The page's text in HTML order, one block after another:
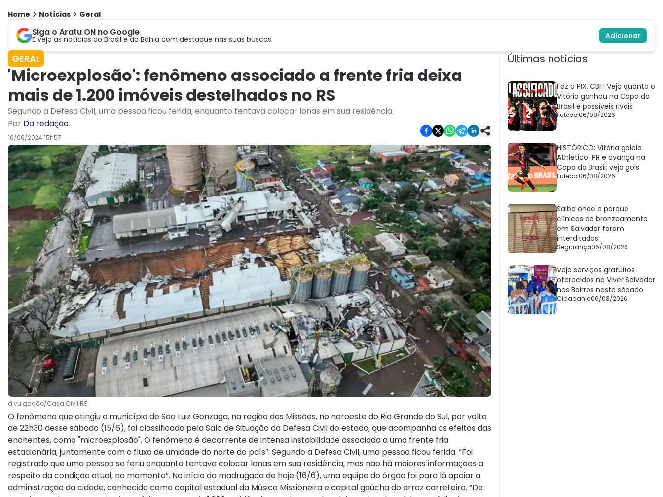
Home Notícias Geral
Siga o Aratu ON no Google
E veja as notícias do Brasil e da Bahia com destaque nas suas buscas. Adicionar
GERAL
'Microexplosão': fenômeno associado a frente fria deixa
mais de 1.200 imóveis destelhados no RS
Segundo a Defesa Civil, uma pessoa ficou ferida, enquanto tentava colocar lonas em sua residência.
Por Da redação.
16/06/2024 15h57
divulgação/Casa Civil RS
O fenômeno que atingiu o município de São Luiz Gonzaga, na região das Missões, no noroeste do Rio Grande do Sul, por volta
de 22h30 desse sábado (15/6), foi classificado pela Sala de Situação da Defesa Civil do estado, que acompanha os efeitos das
enchentes, como "microexplosão". O fenômeno é decorrente de intensa instabilidade associada a uma frente fria
estacionária, juntamente com o fluxo de umidade do norte do país”. Segundo a Defesa Civil, uma pessoa ficou ferida. “Foi
registrado que uma pessoa se feriu enquanto tentava colocar lonas em sua residência, mas não há maiores informações a
respeito da condição atual, no momento”. No início da madrugada de hoje (16/6), uma equipe do órgão foi para lá apoiar a
administração da cidade, conhecida como capital estadual da Música Missioneira e capital gaúcha do arroz carreteiro. “De
Últimas notícias
Faz o PIX, CBF! Veja quanto o
Vitória ganhou na Copa do
Brasil e possíveis rivais
Futebol06/08/2026
HISTÓRICO: Vitória goleia
Athletico-PR e avança na
Copa do Brasil; veja gols
Futebol06/08/2026
Saiba onde e porque
clínicas de bronzeamento
em Salvador foram
interditadas
Segurança06/08/2026
Veja serviços gratuitos
oferecidos no Viver Salvador
nos Bairros neste sábado
Cidadania06/08/2026